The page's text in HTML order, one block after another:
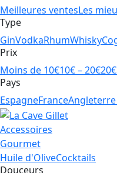
Meilleures ventesLes
Type
GinVodkaRhumWhisky
Prix
Moins de 10€10€ – 20€
Pays
EspagneFranceAngleterre
Accessoires
Gourmet
Huile d'OliveCocktails
Douceurs